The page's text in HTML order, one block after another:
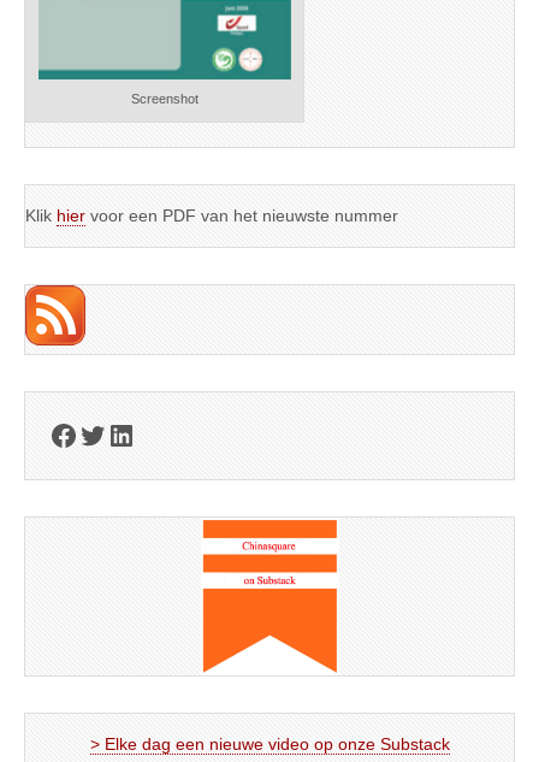
Screenshot
Klik hier voor een PDF van het nieuwste nummer
Facebook
Twitter
LinkedIn
> Elke dag een nieuwe video op onze Substack